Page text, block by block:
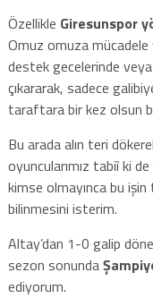
Özellikle Giresunspor
Omuz omuza mücadele
destek gecelerinde
çıkararak, sadece
taraftara bir kez olsun
Bu arada alın teri
oyuncularımız tabiî ki
kimse olmayınca bu işin
bilinmesini isterim.
Altay’dan 1-0 galip
sezon sonunda
ediyorum.